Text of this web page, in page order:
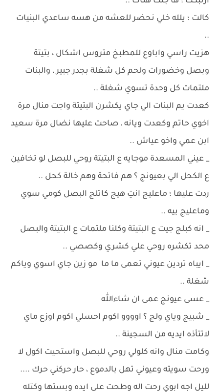
كالت ؛ يلله خلي نحضر للعشه من هسه ساعدي البنيات
..
هزيت راسي واباوع للمطبخ متروس اشكال ، بتيتة
وبصل وخضورات ولحم كل شغلة بجدر جبير ، والبنات
ملتمات كل وحدة تسوي شغلة ..
كعدت يم البنات الي جاي يكشرن البتيتة واجت منال مرة
اخوي حاتم وكعدت ويانه ، صاحت عليها نضال مرة سعيد
ابن عمي واخو عياش ..
_ عيني المسعدة موجايه ع البتيتة روحي للبصل لو تخافين
ع الكحل الي بعيونج ؟ هم فاتحة وهم خالة كحل ..
ردت عليها ؛ ماعليج انتِ هيج كاتلج البصل كومي سوي
وماعليج بيه ..
_ انه كبلج جيت ع البتيتة وكلنا ملتمات ع البتيتة والبصل
محد تكشره روحي علي كشري وكصصي ..
_ ايباه تردين عيوني تعمى ما ما مو زين جاي اسوي وياكم
شغلة ..
_ عسى عيونج عمى ان شاءالله
_ شبيج وياي ولج ؟ اوووو اكوم احسلي اكوم اوزع ماي
لاتتأذه ايديه من السجينة ..
وكامت منال وانه كلولي روحي للبصل واستحيت اكول لا
ورحت سويته وعيوني تهل بالدموع ، حار حركني حرك ....
لليل اجه ابوي رحت اله وطحت على ايده وبستها وكتله